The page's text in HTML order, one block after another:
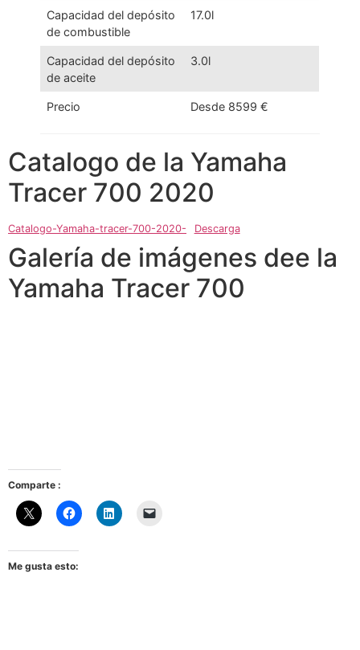
Capacidad del depósito
de combustible
17.0l
Capacidad del depósito
de aceite
3.0l
Precio Desde 8599 €
Catalogo de la Yamaha
Tracer 700 2020
Catalogo-Yamaha-tracer-700-2020- Descarga
Galería de imágenes dee la
Yamaha Tracer 700
Comparte :
Me gusta esto: